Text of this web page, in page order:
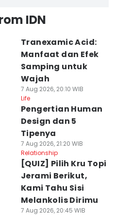
IDN
Tranexamic Acid:
Manfaat dan Efek
Samping untuk
Wajah
7 Aug 2026, 20:10 WIB
Life
Pengertian Human
Design dan 5
Tipenya
7 Aug 2026, 21:20 WIB
Relationship
[QUIZ] Pilih Kru Topi
Jerami Berikut,
Kami Tahu Sisi
Melankolis Dirimu
7 Aug 2026, 20:45 WIB